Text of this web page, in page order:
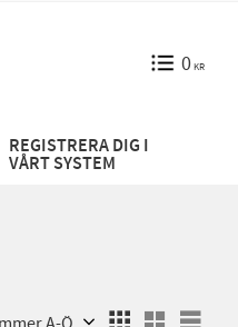
0KR
REGISTRERA DIG I
VÅRT SYSTEM